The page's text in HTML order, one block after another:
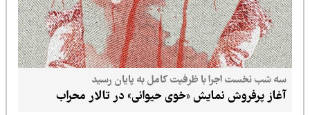
سه شب نخست اجرا با ظرفیت کامل به پایان رسید
آغاز پرفروش نمایش «خوی حیوانی» در تالار محراب